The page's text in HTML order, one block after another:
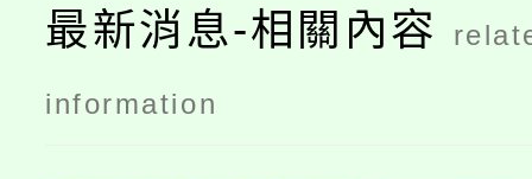
最新消息-相關內容
information